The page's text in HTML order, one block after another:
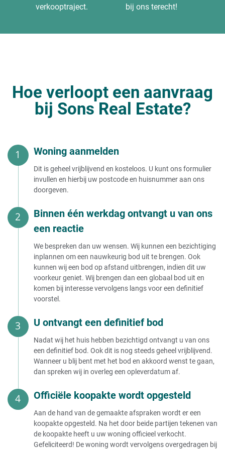
verkooptraject.
bij ons terecht!
Hoe verloopt een aanvraag
bij Sons Real Estate?
Woning aanmelden
Dit is geheel vrijblijvend en kosteloos. U kunt ons formulier
invullen en hierbij uw postcode en huisnummer aan ons
doorgeven.
Binnen één werkdag ontvangt u van ons
een reactie
We bespreken dan uw wensen. Wij kunnen een bezichtiging
inplannen om een nauwkeurig bod uit te brengen. Ook
kunnen wij een bod op afstand uitbrengen, indien dit uw
voorkeur geniet. Wij brengen dan een globaal bod uit en
komen bij interesse vervolgens langs voor een definitief
voorstel.
U ontvangt een definitief bod
Nadat wij het huis hebben bezichtigd ontvangt u van ons
een definitief bod. Ook dit is nog steeds geheel vrijblijvend.
Wanneer u blij bent met het bod en akkoord wenst te gaan,
dan spreken wij in overleg een opleverdatum af.
Officiële koopakte wordt opgesteld
Aan de hand van de gemaakte afspraken wordt er een
koopakte opgesteld. Na het door beide partijen tekenen van
de koopakte heeft u uw woning officieel verkocht.
Gefeliciteerd! De woning wordt vervolgens overgedragen bij